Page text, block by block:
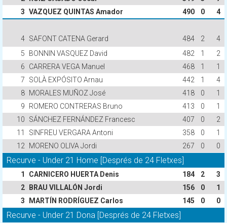
3 VAZQUEZ QUINTAS Amador 490 0 4
4 SAFONT CATENA Gerard 484 2
4
5
BONNIN VASQUEZ David 482 1
2
6
CARRERA VEGA Manuel 468 1
1
7
SOLÀ EXPÓSITO Arnau 442 1
4
8 MORALES MUÑOZ José 418 0
1
9
ROMERO CONTRERAS Bruno 413 0
1
10
SÁNCHEZ FERNÁNDEZ Francesc 407 0
2
11
SINFREU VERGARA Antoni 358 0
1
12
MORENO OLIVA Jordi 267 0 0
Recurve - Under 21 Home [Després de 24 Fletxes]
1 CARNICERO HUERTA Denis 184 2
3
2
BRAU VILLALÓN Jordi 156 0
1
3
MARTÍN RODRÍGUEZ Carlos 145 0 0
Recurve - Under 21 Dona [Després de 24 Fletxes]